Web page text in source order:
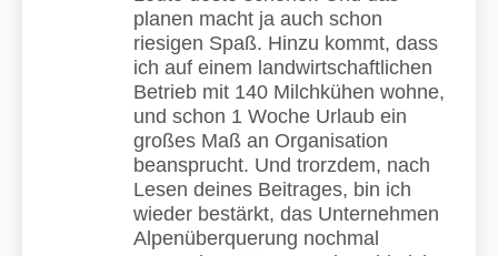
planen macht ja auch schon
riesigen Spaß. Hinzu kommt, dass
ich auf einem landwirtschaftlichen
Betrieb mit 140 Milchkühen wohne,
und schon 1 Woche Urlaub ein
großes Maß an Organisation
beansprucht. Und trorzdem, nach
Lesen deines Beitrages, bin ich
wieder bestärkt, das Unternehmen
Alpenüberquerung nochmal